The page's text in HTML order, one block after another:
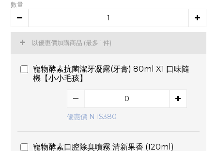
數量
以優惠價加購商品 (最多 1 件)
寵物酵素抗菌潔牙凝露(牙膏) 80ml X1 口味隨
機【小小毛孩】
優惠價 NT$380
寵物酵素口腔除臭噴霧 清新果香 (120ml)